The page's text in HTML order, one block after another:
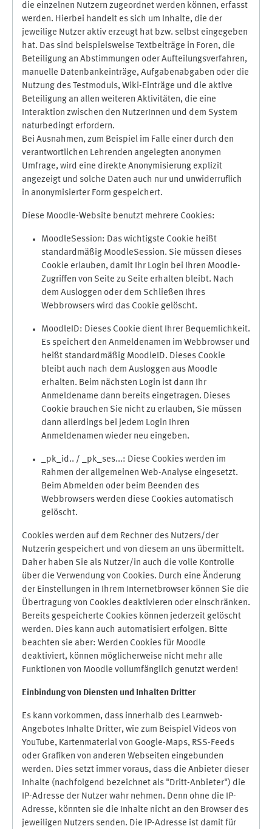
die einzelnen Nutzern zugeordnet werden können, erfasst
werden. Hierbei handelt es sich um Inhalte, die der
jeweilige Nutzer aktiv erzeugt hat bzw. selbst eingegeben
hat. Das sind beispielsweise Textbeiträge in Foren, die
Beteiligung an Abstimmungen oder Aufteilungsverfahren,
manuelle Datenbankeinträge, Aufgabenabgaben oder die
Nutzung des Testmoduls, Wiki-Einträge und die aktive
Beteiligung an allen weiteren Aktivitäten, die eine
Interaktion zwischen den NutzerInnen und dem System
naturbedingt erfordern.
Bei Ausnahmen, zum Beispiel im Falle einer durch den
verantwortlichen Lehrenden angelegten anonymen
Umfrage, wird eine direkte Anonymisierung explizit
angezeigt und solche Daten auch nur und unwiderruflich
in anonymisierter Form gespeichert.
Diese Moodle-Website benutzt mehrere Cookies:
MoodleSession: Das wichtigste Cookie heißt
standardmäßig MoodleSession. Sie müssen dieses
Cookie erlauben, damit Ihr Login bei Ihren Moodle-
Zugriffen von Seite zu Seite erhalten bleibt. Nach
dem Ausloggen oder dem Schließen Ihres
Webbrowsers wird das Cookie gelöscht.
MoodleID: Dieses Cookie dient Ihrer Bequemlichkeit.
Es speichert den Anmeldenamen im Webbrowser und
heißt standardmäßig MoodleID. Dieses Cookie
bleibt auch nach dem Ausloggen aus Moodle
erhalten. Beim nächsten Login ist dann Ihr
Anmeldename dann bereits eingetragen. Dieses
Cookie brauchen Sie nicht zu erlauben, Sie müssen
dann allerdings bei jedem Login Ihren
Anmeldenamen wieder neu eingeben.
_pk_id.. / _pk_ses...: Diese Cookies werden im
Rahmen der allgemeinen Web-Analyse eingesetzt.
Beim Abmelden oder beim Beenden des
Webbrowsers werden diese Cookies automatisch
gelöscht.
Cookies werden auf dem Rechner des Nutzers/der
Nutzerin gespeichert und von diesem an uns übermittelt.
Daher haben Sie als Nutzer/in auch die volle Kontrolle
über die Verwendung von Cookies. Durch eine Änderung
der Einstellungen in Ihrem Internetbrowser können Sie die
Übertragung von Cookies deaktivieren oder einschränken.
Bereits gespeicherte Cookies können jederzeit gelöscht
werden. Dies kann auch automatisiert erfolgen. Bitte
beachten sie aber: Werden Cookies für Moodle
deaktiviert, können möglicherweise nicht mehr alle
Funktionen von Moodle vollumfänglich genutzt werden!
Einbindung von Diensten und Inhalten Dritter
Es kann vorkommen, dass innerhalb des Learnweb-
Angebotes Inhalte Dritter, wie zum Beispiel Videos von
YouTube, Kartenmaterial von Google-Maps, RSS-Feeds
oder Grafiken von anderen Webseiten eingebunden
werden. Dies setzt immer voraus, dass die Anbieter dieser
Inhalte (nachfolgend bezeichnet als "Dritt-Anbieter") die
IP-Adresse der Nutzer wahr nehmen. Denn ohne die IP-
Adresse, könnten sie die Inhalte nicht an den Browser des
jeweiligen Nutzers senden. Die IP-Adresse ist damit für